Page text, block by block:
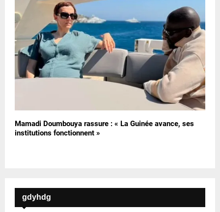
Mamadi Doumbouya rassure : « La Guinée avance, ses
institutions fonctionnent »
gdyhdg